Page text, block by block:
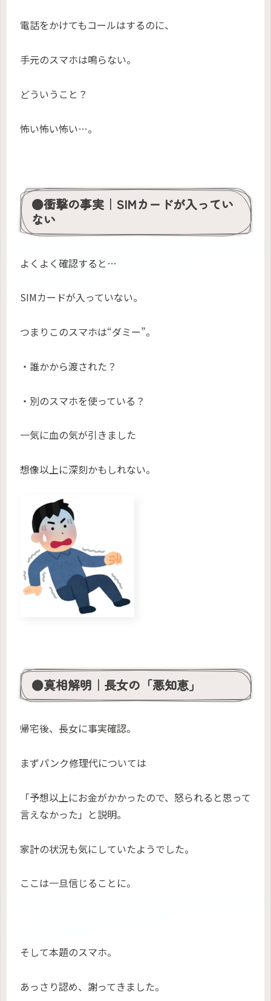
電話をかけてもコールはするのに、
手元のスマホは鳴らない。
どういうこと？
怖い怖い怖い…。
●衝撃の事実｜SIMカードが入ってい
ない
よくよく確認すると…
SIMカードが入っていない。
つまりこのスマホは“ダミー”。
・誰かから渡された？
・別のスマホを使っている？
一気に血の気が引きました
想像以上に深刻かもしれない。
●真相解明｜長女の「悪知恵」
帰宅後、長女に事実確認。
まずパンク修理代については
「予想以上にお金がかかったので、怒られると思って
言えなかった」と説明。
家計の状況も気にしていたようでした。
ここは一旦信じることに。
そして本題のスマホ。
あっさり認め、謝ってきました。